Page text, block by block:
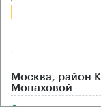
Москва, район
Монаховой